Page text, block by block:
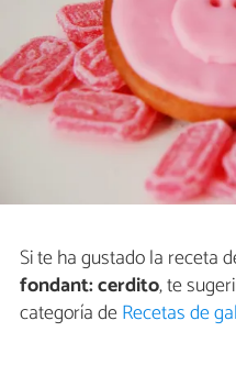
Si te ha gustado la receta
fondant: cerdito, te
categoría deRecetas de